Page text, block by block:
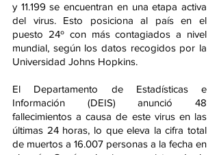
y 11.199 se encuentran en una etapa activa
del virus. Esto posiciona al país en el
puesto 24º con más contagiados a nivel
mundial, según los datos recogidos por la
Universidad Johns Hopkins.
El Departamento de Estadísticas e
Información (DEIS) anunció 48
fallecimientos a causa de este virus en las
últimas 24 horas, lo que eleva la cifra total
de muertos a 16.007 personas a la fecha en